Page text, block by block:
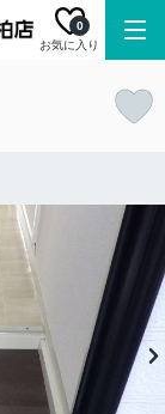
お気に入り
0